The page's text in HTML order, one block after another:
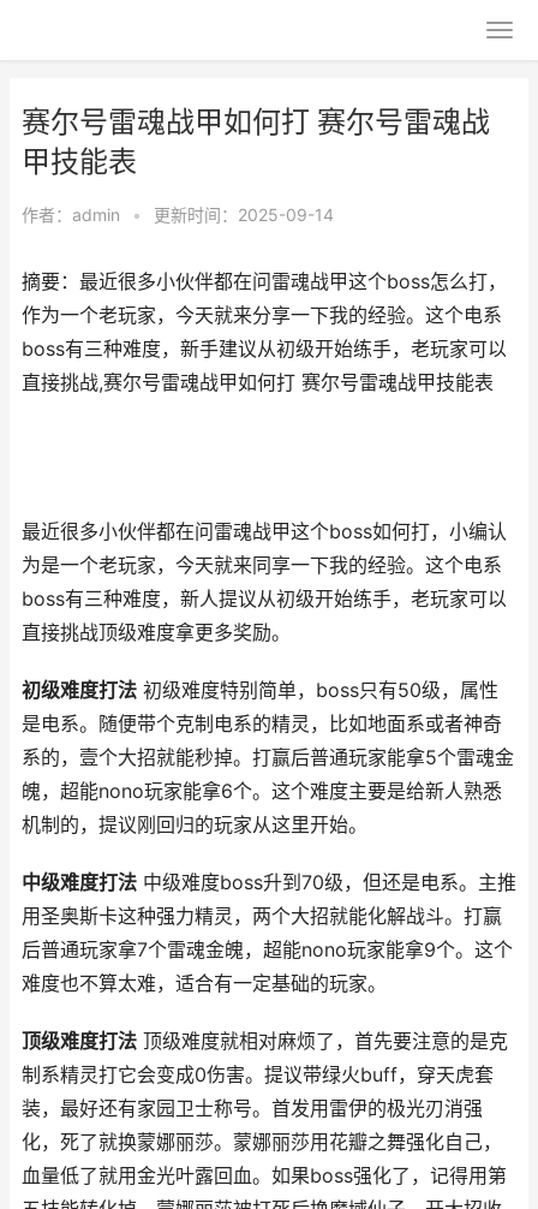
赛尔号雷魂战甲如何打 赛尔号雷魂战
甲技能表
作者： admin • 更新时间：2025-09-14
摘要：最近很多小伙伴都在问雷魂战甲这个boss怎么打，
作为一个老玩家，今天就来分享一下我的经验。这个电系
boss有三种难度，新手建议从初级开始练手，老玩家可以
直接挑战,赛尔号雷魂战甲如何打 赛尔号雷魂战甲技能表
最近很多小伙伴都在问雷魂战甲这个boss如何打，小编认
为是一个老玩家，今天就来同享一下我的经验。这个电系
boss有三种难度，新人提议从初级开始练手，老玩家可以
直接挑战顶级难度拿更多奖励。
初级难度打法 初级难度特别简单，boss只有50级，属性
是电系。随便带个克制电系的精灵，比如地面系或者神奇
系的，壹个大招就能秒掉。打赢后普通玩家能拿5个雷魂金
魄，超能nono玩家能拿6个。这个难度主要是给新人熟悉
机制的，提议刚回归的玩家从这里开始。
中级难度打法 中级难度boss升到70级，但还是电系。主推
用圣奥斯卡这种强力精灵，两个大招就能化解战斗。打赢
后普通玩家拿7个雷魂金魄，超能nono玩家能拿9个。这个
难度也不算太难，适合有一定基础的玩家。
顶级难度打法 顶级难度就相对麻烦了，首先要注意的是克
制系精灵打它会变成0伤害。提议带绿火buff，穿天虎套
装，最好还有家园卫士称号。首发用雷伊的极光刃消强
化，死了就换蒙娜丽莎。蒙娜丽莎用花瓣之舞强化自己，
血量低了就用金光叶露回血。如果boss强化了，记得用第